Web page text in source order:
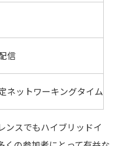
信
ネットワーキングタイム
ンスでもハイブリッドイ